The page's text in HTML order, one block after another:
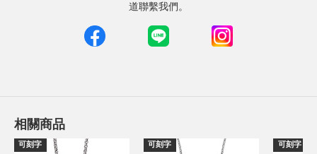
道聯繫我們。
相關商品
可刻字 可刻字 可刻字